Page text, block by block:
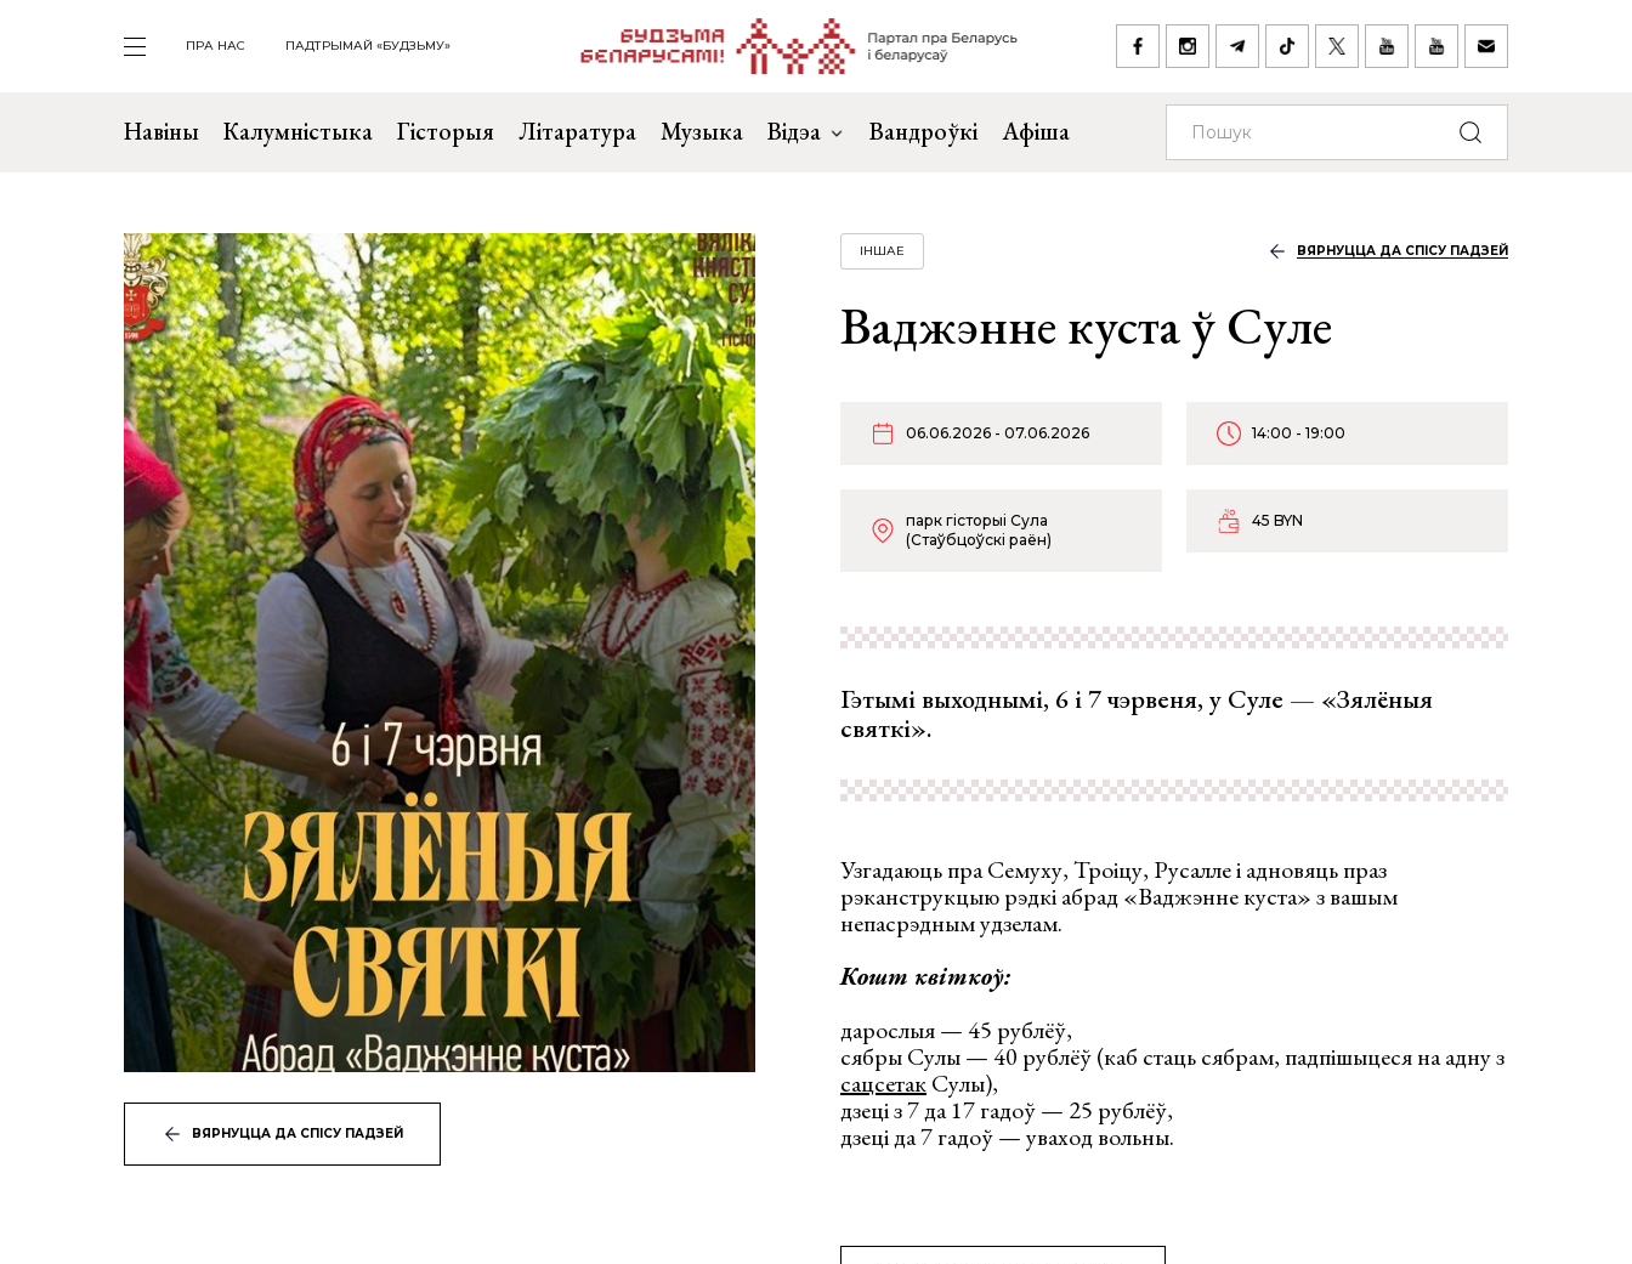
ПРА НАС ПАДТРЫМАЙ «БУДЗЬМУ»
Навіны Калумністыка Гісторыя Літаратура Музыка Відэа Вандроўкі Афіша
ВЯРНУЦЦА ДА СПІСУ ПАДЗЕЙ
ІНШАЕ ВЯРНУЦЦА ДА СПІСУ ПАДЗЕЙ
Ваджэнне куста ў Суле
06.06.2026 - 07.06.2026 14:00 - 19:00
парк гісторыі Сула
(Стаўбцоўскі раён)
45 BYN
Гэтымі выходнымі, 6 і 7 чэрвеня, у Суле — «Зялёныя
святкі».
Узгадаюць пра Семуху, Троіцу, Русалле і адновяць праз
рэканструкцыю рэдкі абрад «Ваджэнне куста» з вашым
непасрэдным удзелам.
Кошт квіткоў:
дарослыя — 45 рублёў,
сябры Сулы — 40 рублёў (каб стаць сябрам, падпішыцеся на адну з
сацсетакСулы),
дзеці з 7 да 17 гадоў — 25 рублёў,
дзеці да 7 гадоў — уваход вольны.